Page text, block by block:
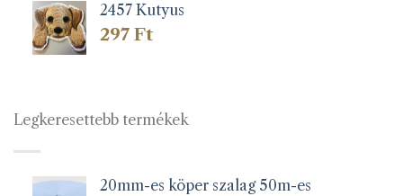
2457 Kutyus
297 Ft
Legkeresettebb termékek
20mm-es köper szalag 50m-es